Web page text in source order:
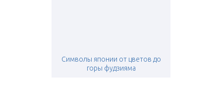
Символы японии от цветов до
горы фудзияма